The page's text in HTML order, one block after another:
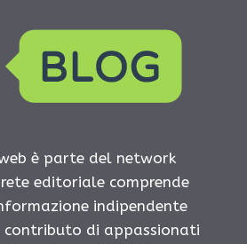
è parte del network
editoriale comprende
indipendente
contributo di appassionati